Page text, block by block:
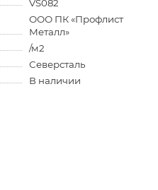
VS082
ООО ПК «Профлист
Металл»
/м2
Северсталь
В наличии